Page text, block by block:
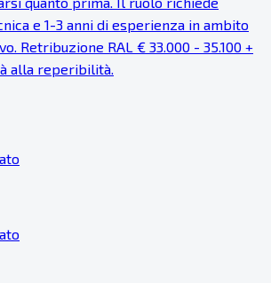
e 1-3 anni di esperienza in ambito
Retribuzione RAL € 33.000 - 35.100 +
alla reperibilità.